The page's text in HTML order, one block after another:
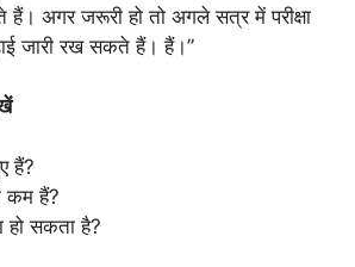
हैं। अगर जरूरी हो तो अगले सत्र में परीक्षा
जारी रख सकते हैं। हैं।”
हैं?
कम हैं?
हो सकता है?